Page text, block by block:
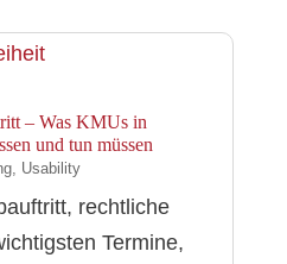
– Was KMUs in
und tun müssen
, Usability
rechtliche
Termine,